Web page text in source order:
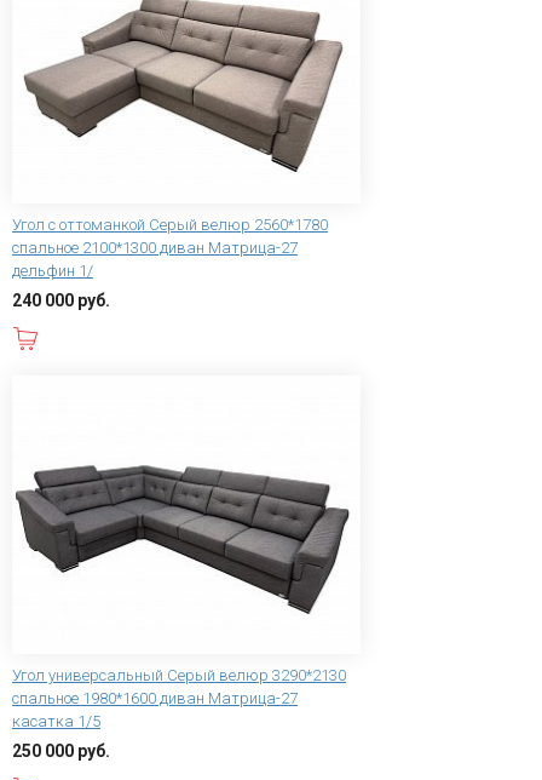
Угол с оттоманкой Серый велюр 2560*1780
спальное 2100*1300 диван Матрица-27
дельфин 1/
240 000 руб.
Угол универсальный Серый велюр 3290*2130
спальное 1980*1600 диван Матрица-27
касатка 1/5
250 000 руб.